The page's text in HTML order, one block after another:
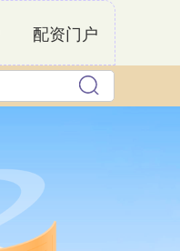
配资门户